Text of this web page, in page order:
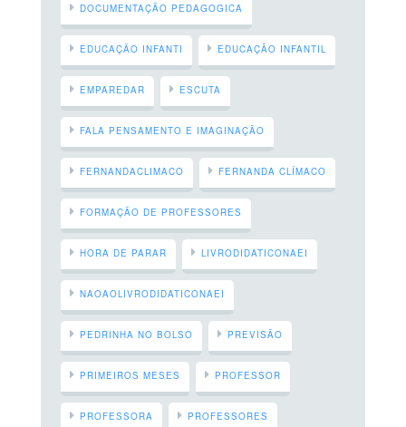
DOCUMENTAÇÃO PEDAGOGICA
EDUCAÇÃO INFANTI EDUCAÇÃO INFANTIL
EMPAREDAR ESCUTA
FALA PENSAMENTO E IMAGINAÇÃO
FERNANDACLIMACO FERNANDA CLÍMACO
FORMAÇÃO DE PROFESSORES
HORA DE PARAR LIVRODIDATICONAEI
NAOAOLIVRODIDATICONAEI
PEDRINHA NO BOLSO PREVISÃO
PRIMEIROS MESES PROFESSOR
PROFESSORA PROFESSORES